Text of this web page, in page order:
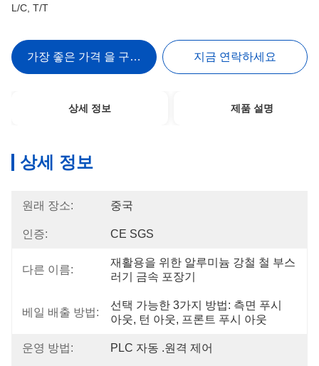
L/C, T/T
가장 좋은 가격 을 구하라 지금 연락하세요
상세 정보 제품 설명
상세 정보
원래 장소: 중국
인증: CE SGS
다른 이름:
재활용을 위한 알루미늄 강철 철 부스
러기 금속 포장기
베일 배출 방법:
선택 가능한 3가지 방법: 측면 푸시
아웃, 턴 아웃, 프론트 푸시 아웃
운영 방법: PLC 자동 .원격 제어